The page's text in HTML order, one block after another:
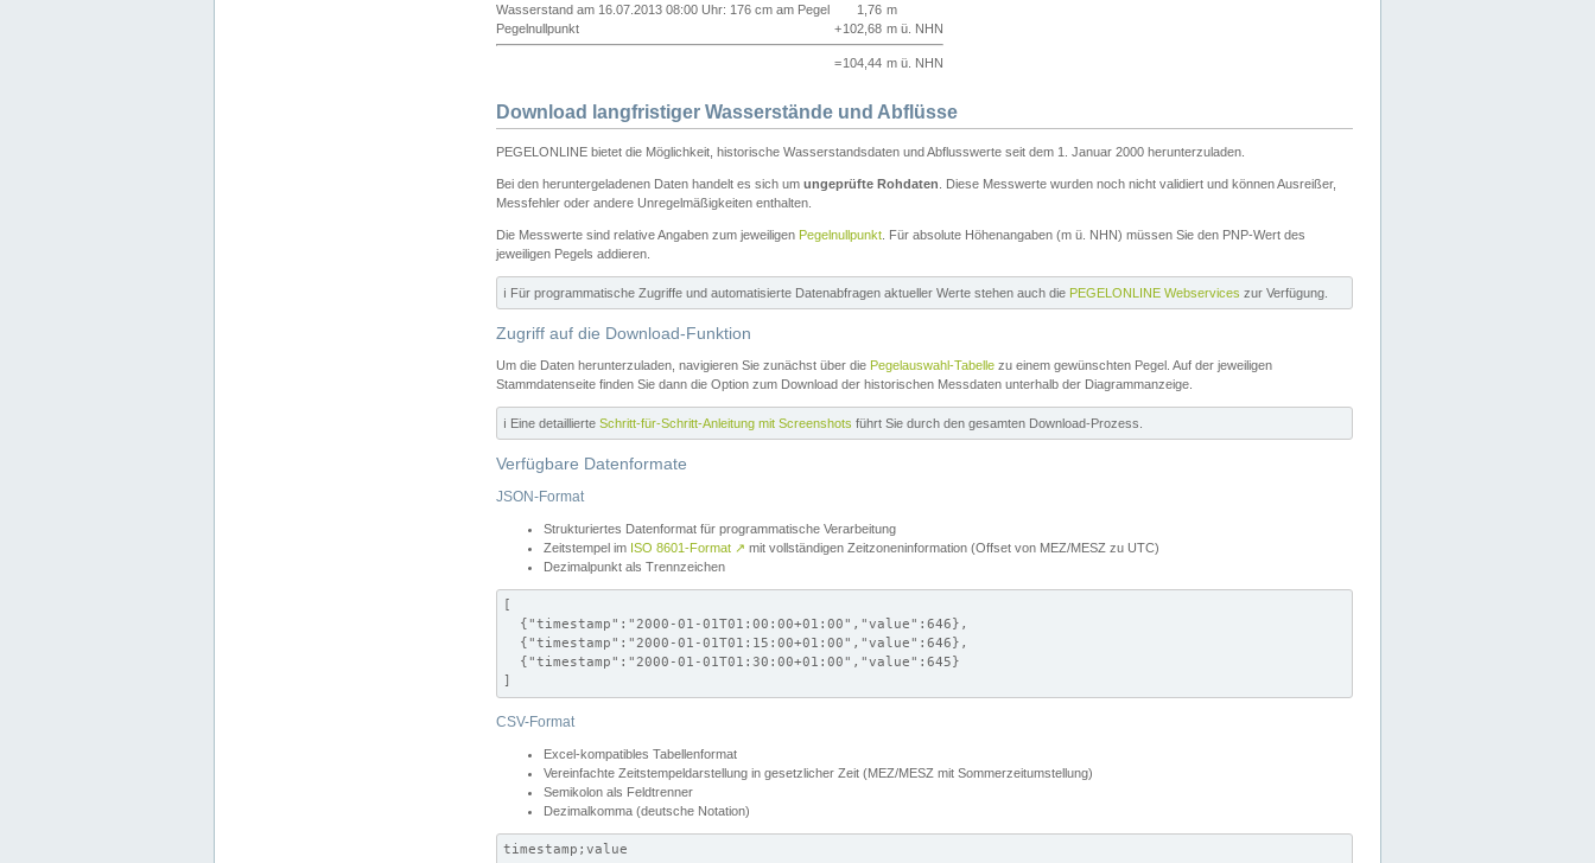
Wasserstand am 16.07.2013 08:00 Uhr: 176 cm am Pegel
1,76 m
Pegelnullpunkt
+102,68 m ü. NHN
=104,44 m ü. NHN
Download langfristiger Wasserstände und Abflüsse
PEGELONLINE bietet die Möglichkeit, historische Wasserstandsdaten und Abflusswerte seit dem 1. Januar 2000 herunterzuladen.
Bei den heruntergeladenen Daten handelt es sich um ungeprüfte Rohdaten . Diese Messwerte wurden noch nicht validiert und können Ausreißer,
Messfehler oder andere Unregelmäßigkeiten enthalten.
Die Messwerte sind relative Angaben zum jeweiligen Pegelnullpunkt . Für absolute Höhenangaben (m ü. NHN) müssen Sie den PNP-Wert des
jeweiligen Pegels addieren.
ℹ️ Für programmatische Zugriffe und automatisierte Datenabfragen aktueller Werte stehen auch die PEGELONLINE Webservices zur Verfügung.
Zugriff auf die Download-Funktion
Um die Daten herunterzuladen, navigieren Sie zunächst über die Pegelauswahl-Tabelle zu einem gewünschten Pegel. Auf der jeweiligen
Stammdatenseite finden Sie dann die Option zum Download der historischen Messdaten unterhalb der Diagrammanzeige.
ℹ️ Eine detaillierte Schritt-für-Schritt-Anleitung mit Screenshots führt Sie durch den gesamten Download-Prozess.
Verfügbare Datenformate
JSON-Format
Strukturiertes Datenformat für programmatische Verarbeitung
Zeitstempel im ISO 8601-Format ↗ mit vollständigen Zeitzoneninformation (Offset von MEZ/MESZ zu UTC)
Dezimalpunkt als Trennzeichen
[
  {"timestamp":"2000-01-01T01:00:00+01:00","value":646},
  {"timestamp":"2000-01-01T01:15:00+01:00","value":646},
  {"timestamp":"2000-01-01T01:30:00+01:00","value":645}
]
CSV-Format
Excel-kompatibles Tabellenformat
Vereinfachte Zeitstempeldarstellung in gesetzlicher Zeit (MEZ/MESZ mit Sommerzeitumstellung)
Semikolon als Feldtrenner
Dezimalkomma (deutsche Notation)
timestamp;value